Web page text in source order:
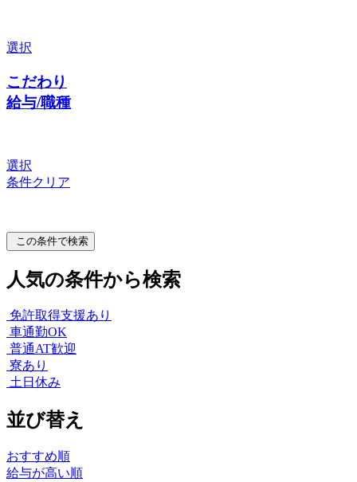
選択
こだわり
給与/職種
選択
条件クリア
この条件で検索
人気の条件から検索
免許取得支援あり
車通勤OK
普通AT歓迎
寮あり
土日休み
並び替え
おすすめ順
給与が高い順